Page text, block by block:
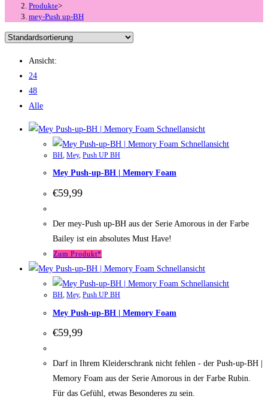
Produkte>
mey-Push up-BH
Ansicht:
24
48
Alle
Schnellansicht
Schnellansicht
BH, Mey, Push UP BH
Mey Push-up-BH | Memory Foam
€59,99
Der mey-Push up-BH aus der Serie Amorous in der Farbe
Bailey ist ein absolutes Must Have!
Zum Produkt*
Schnellansicht
Schnellansicht
BH, Mey, Push UP BH
Mey Push-up-BH | Memory Foam
€59,99
Darf in Ihrem Kleiderschrank nicht fehlen - der Push-up-BH |
Memory Foam aus der Serie Amorous in der Farbe Rubin.
Für das Gefühl, etwas Besonderes zu sein.